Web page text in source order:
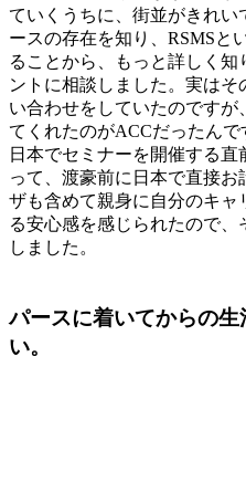
ていくうちに、街並がきれ
ースの存在を知り、RSMSと
ることから、もっと詳しく
ントに相談しました。実は
い合わせをしていたのです
てくれたのがACCだったん
日本でセミナーを開催する
って、渡豪前に日本で直接
ザも含めて親身に自分のキ
る安心感を感じられたので
しました。
パースに着いてからの
い。